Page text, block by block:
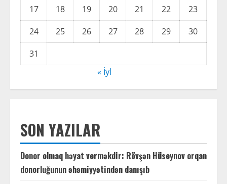
17
18 19 20 21 22
23
24
25 26 27 28 29
30
31
« İyl
SON YAZILAR
Donor olmaq həyat verməkdir: Rövşən Hüseynov orqan
donorluğunun əhəmiyyətindən danışıb